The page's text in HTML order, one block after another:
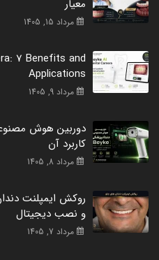
معیار
مرداد 15, 1405
7 Benefits and
Applications
مرداد 9, 1405
کاربرد آن
مرداد 8, 1405
و نصب دیجیتال
مرداد 7, 1405